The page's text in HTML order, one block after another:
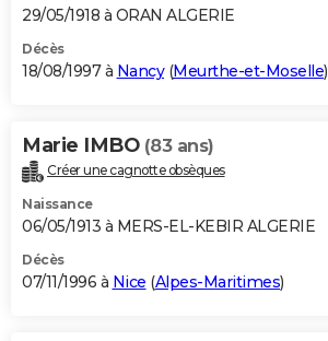
29/05/1918 à ORAN ALGERIE
Décès
18/08/1997 à Nancy(Meurthe-et-Moselle)
Marie IMBO (83 ans)
Créer une cagnotte obsèques
Naissance
06/05/1913 à MERS-EL-KEBIR ALGERIE
Décès
07/11/1996 à Nice (Alpes-Maritimes)